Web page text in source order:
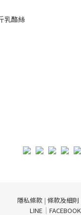
乳酪絲
隱私條款| 條款及細則
LINE ｜ FACEBOOK